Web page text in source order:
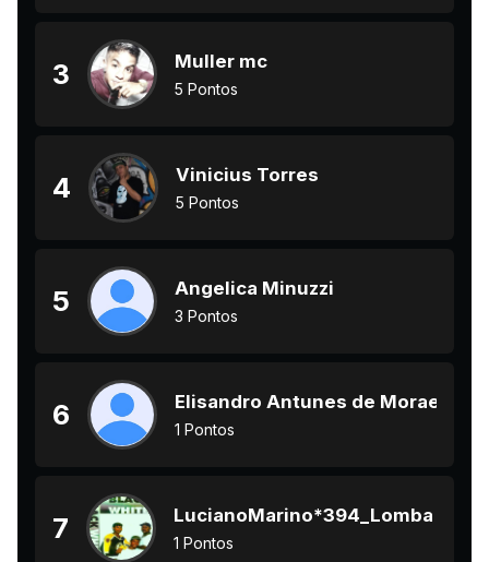
3 Muller mc
5 Pontos
4 Vinicius Torres
5 Pontos
5 Angelica Minuzzi
3 Pontos
6 Elisandro Antunes de Moraes
1 Pontos
7 LucianoMarino*394_Lomba do
1 Pontos